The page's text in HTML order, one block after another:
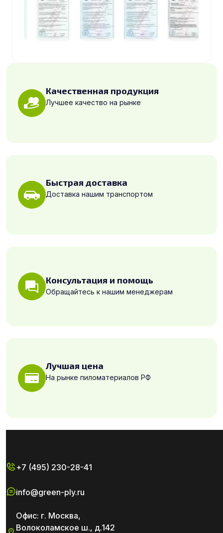
Качественная продукция
Лучшее качество на рынке
Быстрая доставка
Доставка нашим транспортом
Консультация и помощь
Обращайтесь к нашим менеджерам
Лучшая цена
На рынке пиломатериалов РФ
+7 (495) 230-28-41
info@green-ply.ru
Офис: г. Москва,
Волоколамское ш., д.142